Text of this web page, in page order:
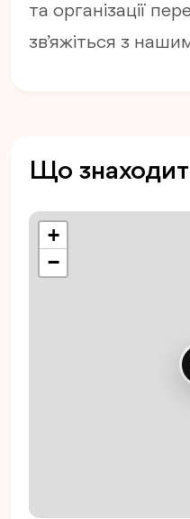
та організації
зв’яжіться з
Що
+
−